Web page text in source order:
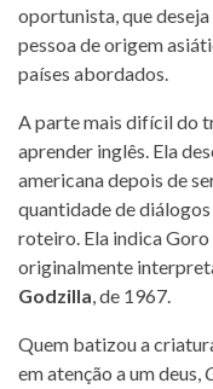
oportunista, que deseja
pessoa de origem
países abordados.
A parte mais difícil do
aprender inglês. Ela
americana depois de
quantidade de
roteiro. Ela indica
originalmente
Godzilla, de 1967.
Quem batizou a
em atenção a um deus,